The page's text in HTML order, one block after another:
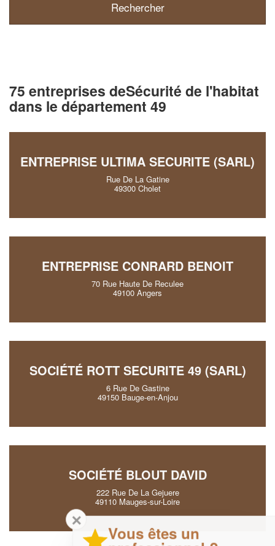
75 entreprises deSécurité de l'habitat
dans le département 49
ENTREPRISE ULTIMA SECURITE (SARL)
Rue De La Gatine
49300 Cholet
ENTREPRISE CONRARD BENOIT
70 Rue Haute De Reculee
49100 Angers
SOCIÉTÉ ROTT SECURITE 49 (SARL)
6 Rue De Gastine
49150 Bauge-en-Anjou
SOCIÉTÉ BLOUT DAVID
222 Rue De La Gejuere
49110 Mauges-sur-Loire
✕
Vous êtes un